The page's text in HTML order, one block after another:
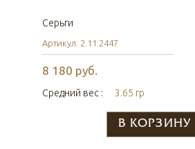
Серьги
Артикул: 2.11.2447
8 180 руб.
Средний вес : 3.65 гр